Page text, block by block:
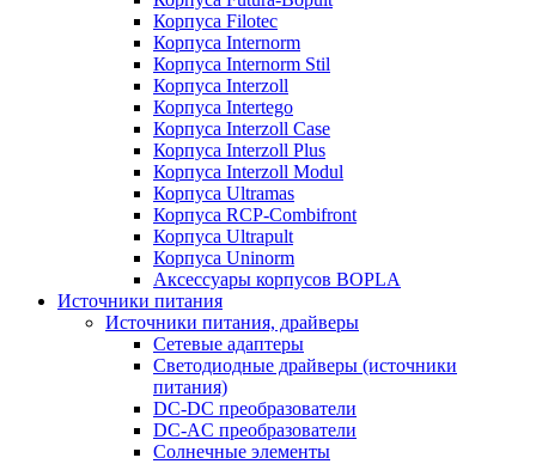
Корпуса Filotec
Корпуса Internorm
Корпуса Internorm Stil
Корпуса Interzoll
Корпуса Intertego
Корпуса Interzoll Case
Корпуса Interzoll Plus
Корпуса Interzoll Modul
Корпуса Ultramas
Корпуса RCP-Combifront
Корпуса Ultrapult
Корпуса Uninorm
Аксессуары корпусов BOPLA
Источники питания
Источники питания, драйверы
Сетевые адаптеры
Светодиодные драйверы (источники
питания)
DC-DC преобразователи
DC-AC преобразователи
Солнечные элементы